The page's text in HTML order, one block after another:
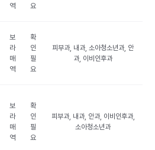
역
요
보
라
매
역
확
인
필
요
피부과, 내과, 소아청소년과, 안
과, 이비인후과
보
라
매
역
확
인
필
요
피부과, 내과, 안과, 이비인후과,
소아청소년과